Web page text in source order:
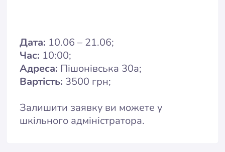
Дата: 10.06 – 21.06;
Час: 10:00;
Адреса: Пішонівська 30а;
Вартість: 3500 грн;
Залишити заявку ви можете у
шкільного адміністратора.